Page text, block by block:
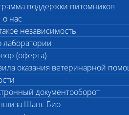
поддержки питомников
нас
независимость
лаборатории
(оферта)
оказания ветеринарной
документооборот
Шанс Био
СХ животных и птиц ( 50-70 кг с